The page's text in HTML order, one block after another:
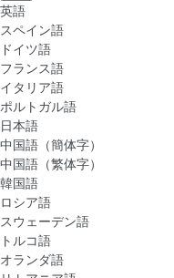
英語
スペイン語
ドイツ語
フランス語
イタリア語
ポルトガル語
日本語
中国語（簡体字）
中国語（繁体字）
韓国語
ロシア語
スウェーデン語
トルコ語
オランダ語